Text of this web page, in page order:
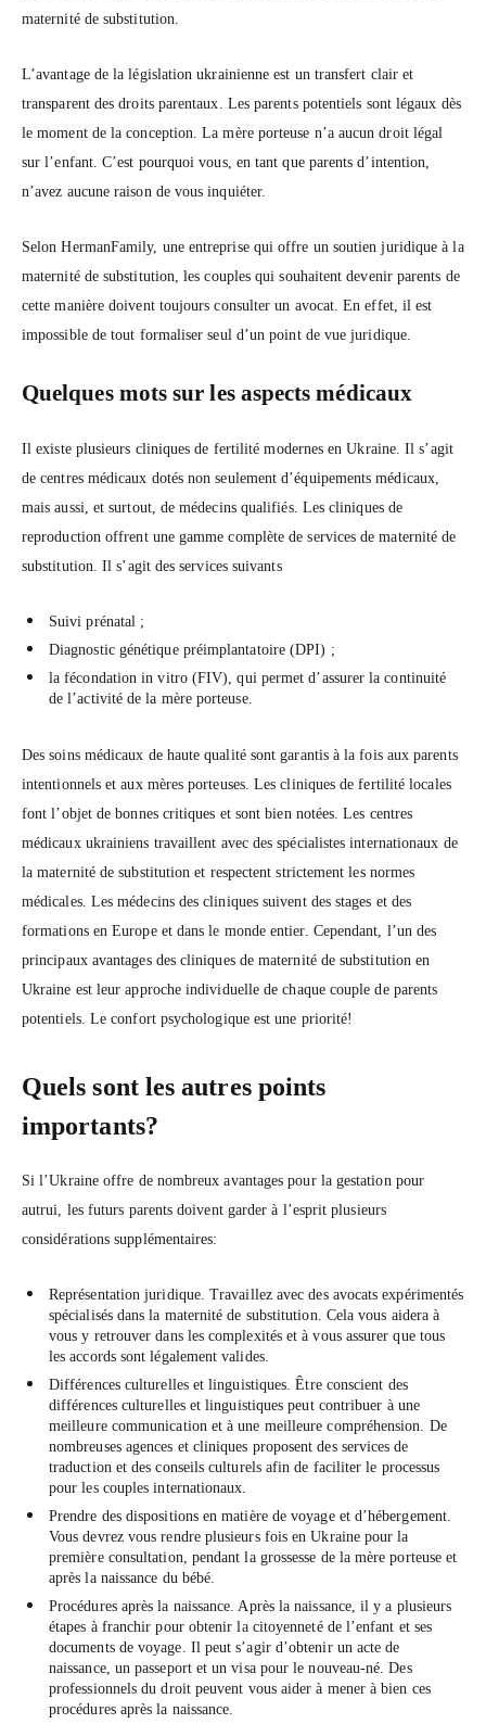
maternité de substitution.
L’avantage de la législation ukrainienne est un transfert clair et
transparent des droits parentaux. Les parents potentiels sont légaux dès
le moment de la conception. La mère porteuse n’a aucun droit légal
sur l’enfant. C’est pourquoi vous, en tant que parents d’intention,
n’avez aucune raison de vous inquiéter.
Selon HermanFamily, une entreprise qui offre un soutien juridique à la
maternité de substitution, les couples qui souhaitent devenir parents de
cette manière doivent toujours consulter un avocat. En effet, il est
impossible de tout formaliser seul d’un point de vue juridique.
Quelques mots sur les aspects médicaux
Il existe plusieurs cliniques de fertilité modernes en Ukraine. Il s’agit
de centres médicaux dotés non seulement d’équipements médicaux,
mais aussi, et surtout, de médecins qualifiés. Les cliniques de
reproduction offrent une gamme complète de services de maternité de
substitution. Il s’agit des services suivants
Suivi prénatal ;
Diagnostic génétique préimplantatoire (DPI) ;
la fécondation in vitro (FIV), qui permet d’assurer la continuité
de l’activité de la mère porteuse.
Des soins médicaux de haute qualité sont garantis à la fois aux parents
intentionnels et aux mères porteuses. Les cliniques de fertilité locales
font l’objet de bonnes critiques et sont bien notées. Les centres
médicaux ukrainiens travaillent avec des spécialistes internationaux de
la maternité de substitution et respectent strictement les normes
médicales. Les médecins des cliniques suivent des stages et des
formations en Europe et dans le monde entier. Cependant, l’un des
principaux avantages des cliniques de maternité de substitution en
Ukraine est leur approche individuelle de chaque couple de parents
potentiels. Le confort psychologique est une priorité!
Quels sont les autres points
importants?
Si l’Ukraine offre de nombreux avantages pour la gestation pour
autrui, les futurs parents doivent garder à l’esprit plusieurs
considérations supplémentaires:
Représentation juridique. Travaillez avec des avocats expérimentés
spécialisés dans la maternité de substitution. Cela vous aidera à
vous y retrouver dans les complexités et à vous assurer que tous
les accords sont légalement valides.
Différences culturelles et linguistiques. Être conscient des
différences culturelles et linguistiques peut contribuer à une
meilleure communication et à une meilleure compréhension. De
nombreuses agences et cliniques proposent des services de
traduction et des conseils culturels afin de faciliter le processus
pour les couples internationaux.
Prendre des dispositions en matière de voyage et d’hébergement.
Vous devrez vous rendre plusieurs fois en Ukraine pour la
première consultation, pendant la grossesse de la mère porteuse et
après la naissance du bébé.
Procédures après la naissance. Après la naissance, il y a plusieurs
étapes à franchir pour obtenir la citoyenneté de l’enfant et ses
documents de voyage. Il peut s’agir d’obtenir un acte de
naissance, un passeport et un visa pour le nouveau-né. Des
professionnels du droit peuvent vous aider à mener à bien ces
procédures après la naissance.